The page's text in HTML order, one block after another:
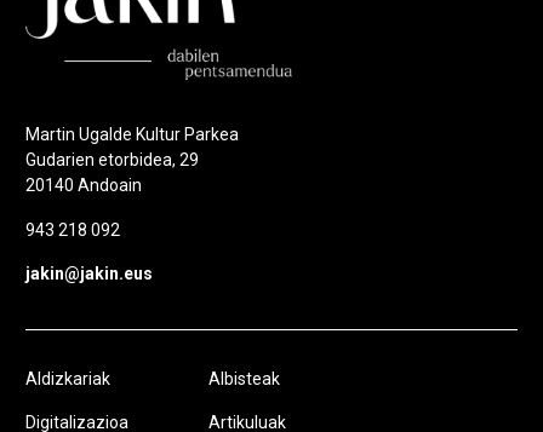
Martin Ugalde Kultur Parkea
Gudarien etorbidea, 29
20140 Andoain
943 218 092
jakin@jakin.eus
Aldizkariak
Digitalizazioa
Albisteak
Artikuluak